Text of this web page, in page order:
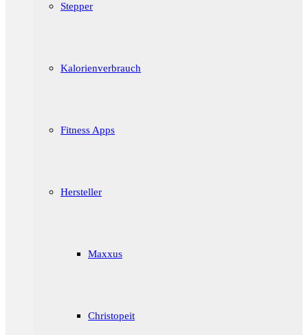
Stepper
Kalorienverbrauch
Fitness Apps
Hersteller
Maxxus
Christopeit